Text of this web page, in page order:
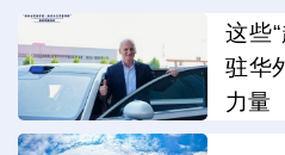
这些
驻华
力量